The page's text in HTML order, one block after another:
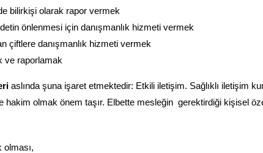
bilirkişi olarak rapor vermek
önlenmesi için danışmanlık hizmeti vermek
çiftlere danışmanlık hizmeti vermek
ve raporlamak
aslında şuna işaret etmektedir: Etkili iletişim. Sağlıklı iletişim
hakim olmak önem taşır. Elbette mesleğin gerektirdiği kişisel